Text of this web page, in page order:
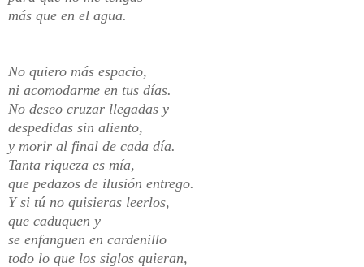
más que en el agua.
No quiero más espacio,
ni acomodarme en tus días.
No deseo cruzar llegadas y
despedidas sin aliento,
y morir al final de cada día.
Tanta riqueza es mía,
que pedazos de ilusión entrego.
Y si tú no quisieras leerlos,
que caduquen y
se enfanguen en cardenillo
todo lo que los siglos quieran,